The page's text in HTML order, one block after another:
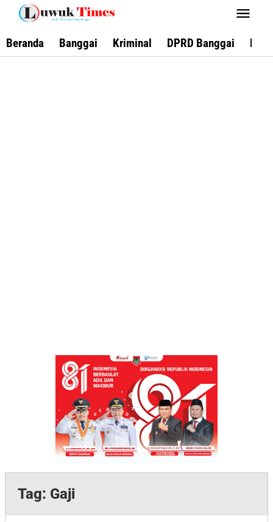
Lewati
konten
Beranda Banggai Kriminal DPRD Banggai
Tag: Gaji